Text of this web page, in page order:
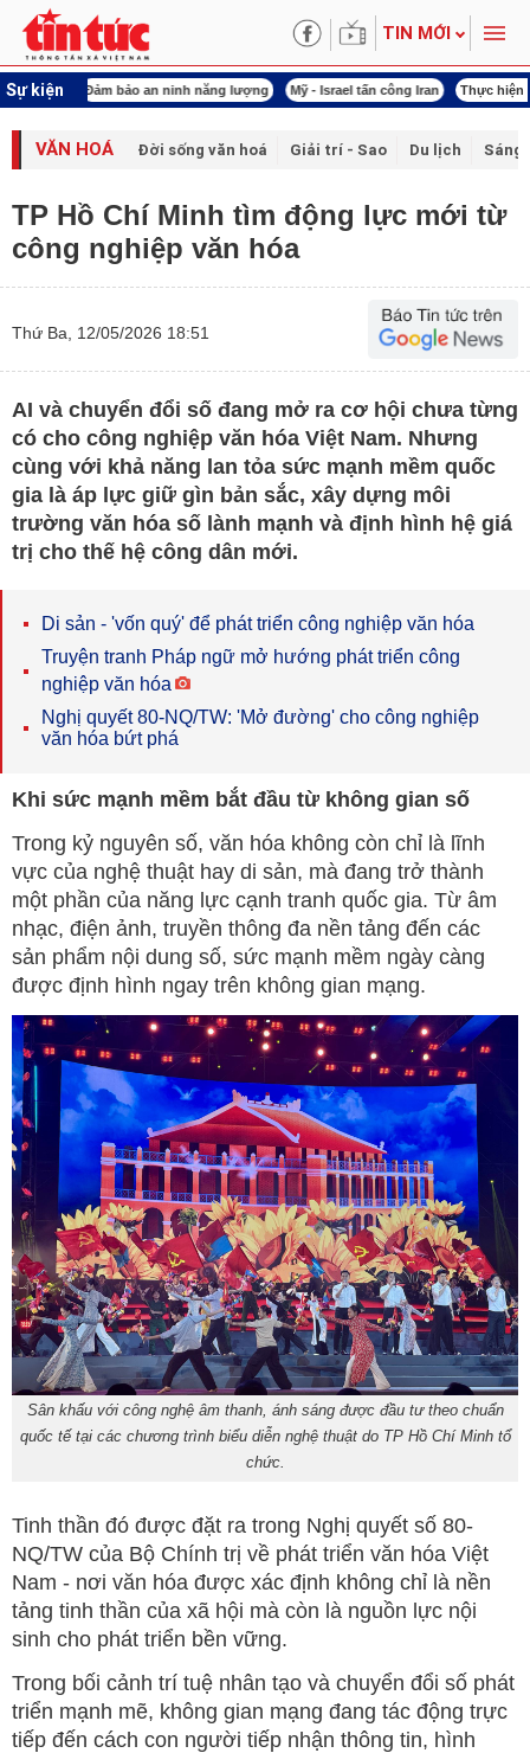
TIN MỚI
Sự kiện
lượng Mỹ - Israel tấn công Iran Thực hiện Nghị quyết 80 Thực hiện
VĂN HOÁ Đời sống văn hoá Giải trí - Sao Du lịch Sáng
TP Hồ Chí Minh tìm động lực mới từ
công nghiệp văn hóa
Thứ Ba, 12/05/2026 18:51
AI và chuyển đổi số đang mở ra cơ hội chưa từng
có cho công nghiệp văn hóa Việt Nam. Nhưng
cùng với khả năng lan tỏa sức mạnh mềm quốc
gia là áp lực giữ gìn bản sắc, xây dựng môi
trường văn hóa số lành mạnh và định hình hệ giá
trị cho thế hệ công dân mới.
Di sản - 'vốn quý' để phát triển công nghiệp văn hóa
Truyện tranh Pháp ngữ mở hướng phát triển công
nghiệp văn hóa
Nghị quyết 80-NQ/TW: 'Mở đường' cho công nghiệp
văn hóa bứt phá
Khi sức mạnh mềm bắt đầu từ không gian số
Trong kỷ nguyên số, văn hóa không còn chỉ là lĩnh
vực của nghệ thuật hay di sản, mà đang trở thành
một phần của năng lực cạnh tranh quốc gia. Từ âm
nhạc, điện ảnh, truyền thông đa nền tảng đến các
sản phẩm nội dung số, sức mạnh mềm ngày càng
được định hình ngay trên không gian mạng.
Sân khấu với công nghệ âm thanh, ánh sáng được đầu tư theo chuẩn
quốc tế tại các chương trình biểu diễn nghệ thuật do TP Hồ Chí Minh tổ
chức.
Tinh thần đó được đặt ra trong Nghị quyết số 80-
NQ/TW của Bộ Chính trị về phát triển văn hóa Việt
Nam - nơi văn hóa được xác định không chỉ là nền
tảng tinh thần của xã hội mà còn là nguồn lực nội
sinh cho phát triển bền vững.
Trong bối cảnh trí tuệ nhân tạo và chuyển đổi số phát
triển mạnh mẽ, không gian mạng đang tác động trực
tiếp đến cách con người tiếp nhận thông tin, hình